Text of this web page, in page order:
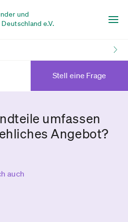
und
e.V.
Stell eine Frage
umfassen
Angebot?
auch